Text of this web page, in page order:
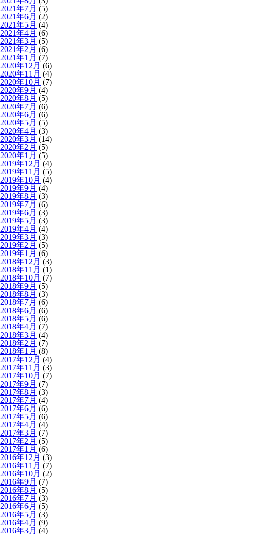
2021年7月 (5)
2021年6月 (2)
2021年5月 (4)
2021年4月 (6)
2021年3月 (5)
2021年2月 (6)
2021年1月 (7)
2020年12月 (6)
2020年11月 (4)
2020年10月 (7)
2020年9月 (4)
2020年8月 (5)
2020年7月 (6)
2020年6月 (6)
2020年5月 (5)
2020年4月 (3)
2020年3月 (14)
2020年2月 (5)
2020年1月 (5)
2019年12月 (4)
2019年11月 (5)
2019年10月 (4)
2019年9月 (4)
2019年8月 (3)
2019年7月 (6)
2019年6月 (3)
2019年5月 (3)
2019年4月 (4)
2019年3月 (3)
2019年2月 (5)
2019年1月 (6)
2018年12月 (3)
2018年11月 (1)
2018年10月 (7)
2018年9月 (5)
2018年8月 (3)
2018年7月 (6)
2018年6月 (6)
2018年5月 (6)
2018年4月 (7)
2018年3月 (4)
2018年2月 (7)
2018年1月 (8)
2017年12月 (4)
2017年11月 (3)
2017年10月 (7)
2017年9月 (7)
2017年8月 (3)
2017年7月 (4)
2017年6月 (6)
2017年5月 (6)
2017年4月 (4)
2017年3月 (7)
2017年2月 (5)
2017年1月 (6)
2016年12月 (3)
2016年11月 (7)
2016年10月 (2)
2016年9月 (7)
2016年8月 (5)
2016年7月 (3)
2016年6月 (5)
2016年5月 (3)
2016年4月 (9)
2016年3月 (4)